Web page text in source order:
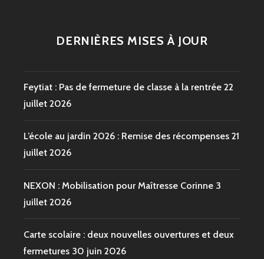
DERNIÈRES MISES À JOUR
Feytiat : Pas de fermeture de classe à la rentrée 22
juillet 2026
L’école au jardin 2026 : Remise des récompenses 21
juillet 2026
NEXON : Mobilisation pour Maîtresse Corinne 3
juillet 2026
Carte scolaire : deux nouvelles ouvertures et deux
fermetures 30 juin 2026